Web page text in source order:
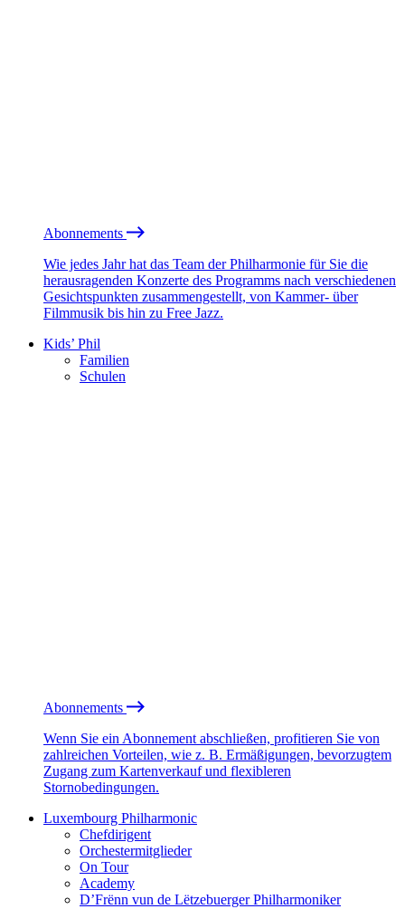
Abonnements
Wie jedes Jahr hat das Team der Philharmonie für Sie die
herausragenden Konzerte des Programms nach verschiedenen
Gesichtspunkten zusammengestellt, von Kammer- über
Filmmusik bis hin zu Free Jazz.
Kids’ Phil
Familien
Schulen
Abonnements
Wenn Sie ein Abonnement abschließen, profitieren Sie von
zahlreichen Vorteilen, wie z. B. Ermäßigungen, bevorzugtem
Zugang zum Kartenverkauf und flexibleren
Stornobedingungen.
Luxembourg Philharmonic
Chefdirigent
Orchestermitglieder
On Tour
Academy
D’Frënn vun de Lëtzebuerger Philharmoniker